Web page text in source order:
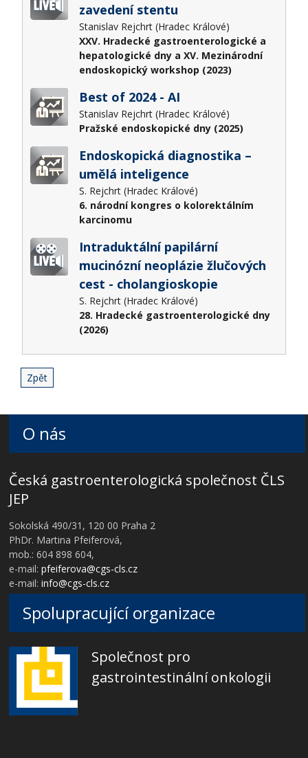
zavedení stentu
Stanislav Rejchrt (Hradec Králové)
XXV. Hradecké gastroenterologické a
hepatologické dny a XV. Mezinárodní
endoskopický workshop (2023)
Best of 2024 - AI
Stanislav Rejchrt (Hradec Králové)
Pražské endoskopické dny (2025)
Endoskopická diagnostika –
umělá inteligence
S. Rejchrt (Hradec Králové)
6. národní kongres o kolorektálním
karcinomu
Intraduktální papilární
mucinózní neoplázie žlučových
cest - cholangioskopie
S. Rejchrt (Hradec Králové)
28. Hradecké gastroenterologické dny
(2026)
Zpět
O nás
Česká gastroenterologická společnost ČLS
JEP
Sokolská 490/31, 120 00 Praha 2
PhDr. Martina Pfeiferová,
mob.: 604 898 604,
e-mail:pfeiferova@cgs-cls.cz
e-mail:info@cgs-cls.cz
Spolupracující organizace
Společnost pro
gastrointestinální onkologii